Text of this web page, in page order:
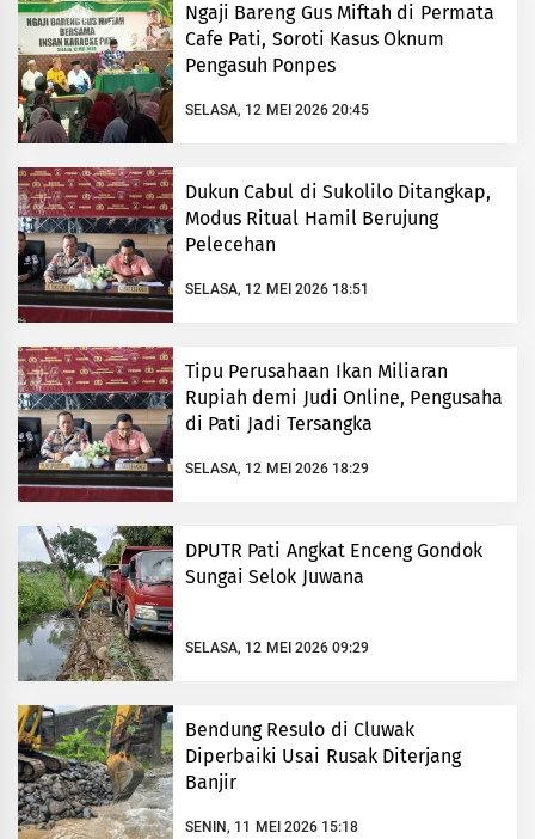
Ngaji Bareng Gus Miftah di Permata
Cafe Pati, Soroti Kasus Oknum
Pengasuh Ponpes
SELASA, 12 MEI 2026 20:45
Dukun Cabul di Sukolilo Ditangkap,
Modus Ritual Hamil Berujung
Pelecehan
SELASA, 12 MEI 2026 18:51
Tipu Perusahaan Ikan Miliaran
Rupiah demi Judi Online, Pengusaha
di Pati Jadi Tersangka
SELASA, 12 MEI 2026 18:29
DPUTR Pati Angkat Enceng Gondok
Sungai Selok Juwana
SELASA, 12 MEI 2026 09:29
Bendung Resulo di Cluwak
Diperbaiki Usai Rusak Diterjang
Banjir
SENIN, 11 MEI 2026 15:18